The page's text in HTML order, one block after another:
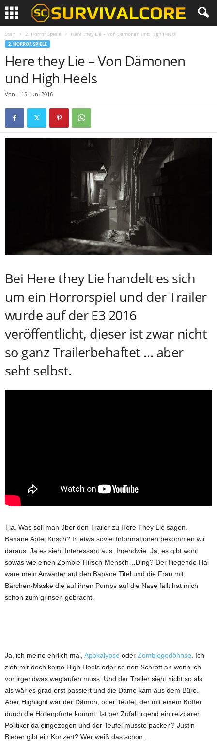
Start 2. Horror Spiele Here they Lie – Von Dämonen und High Heels
2. HORROR SPIELE
Here they Lie – Von Dämonen
und High Heels
Von - 15. Juni 2016
Bei Here they Lie handelt es sich
um ein Horrorspiel und der Trailer
wurde auf der E3 2016
veröffentlicht, dieser ist zwar nicht
so ganz Trailerbehaftet … aber
seht selbst.
Tja. Was soll man über den Trailer zu Here They Lie sagen.
Banane Apfel Kirsch? In etwa soviel Informationen bekommen wir
daraus. Ja es sieht Interessant aus. Irgendwie. Ja, es gibt wohl
sowas wie einen Zombie-Hirsch-Mensch…Ding? Der fliegende Hai
wäre mein Anwärter auf den Banane Titel und die Frau mit
Bärchen-Maske die auf ihren Pumps auf die Nase fällt hat mich
schon zum grinsen gebracht.
Ja, ich meine ehrlich mal, Apokalypse oder Zombiegedöhnse . Ich
zieh mir doch keine High Heels oder so nen Schrott an wenn ich
vor irgendwas weglaufen muss. Und der Trailer sieht nicht so als
als wär es grad erst passiert und die Dame kam aus dem Büro.
Aber Highlight war der Dämon, oder Teufel, der mit einem Koffer
durch die Höllenpforte kommt. Ist per Zufall irgend ein reizbarer
Politiker da eingezogen und der Teufel musste packen? Justin
Bieber gibt ein Konzert? Wer weiß das schon …